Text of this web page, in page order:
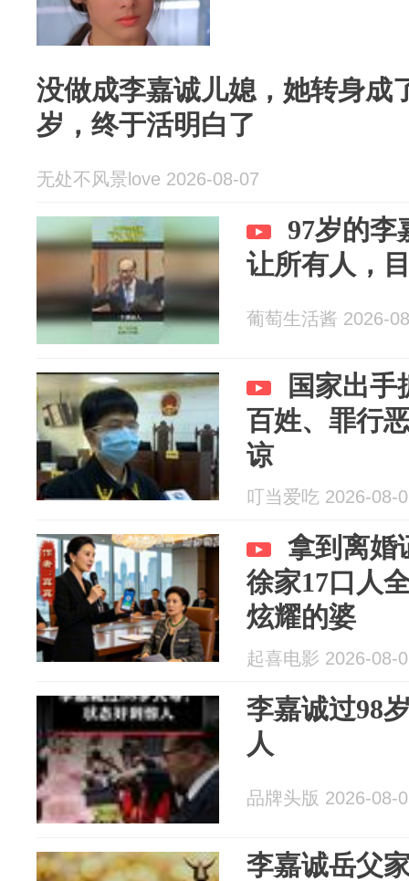
没做成李嘉诚儿媳，她转身成
岁，终于活明白了
无处不风景love 2026-08-07
97岁的李
让所有人，
葡萄生活酱 2026-
国家出手
百姓、罪行
谅
叮当爱吃 2026-08-
拿到离婚
徐家17口人
炫耀的婆
起喜电影 2026-08-
李嘉诚过98
人
品牌头版 2026-08-
李嘉诚岳父